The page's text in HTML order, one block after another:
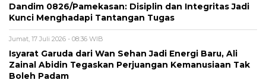
‎Dandim 0826/Pamekasan: Disiplin dan Integritas Jadi
Kunci Menghadapi Tantangan Tugas
Jumat, 17 Juli 2026 - 08:36 WIB
‎Isyarat Garuda dari Wan Sehan Jadi Energi Baru, Ali
Zainal Abidin Tegaskan Perjuangan Kemanusiaan Tak
Boleh Padam